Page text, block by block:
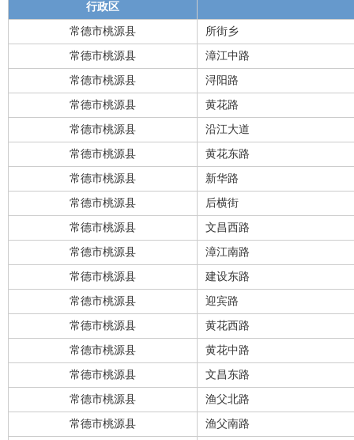
行政区
常德市桃源县 所街乡
常德市桃源县 漳江中路
常德市桃源县 浔阳路
常德市桃源县 黄花路
常德市桃源县 沿江大道
常德市桃源县 黄花东路
常德市桃源县 新华路
常德市桃源县 后横街
常德市桃源县 文昌西路
常德市桃源县 漳江南路
常德市桃源县 建设东路
常德市桃源县 迎宾路
常德市桃源县 黄花西路
常德市桃源县 黄花中路
常德市桃源县 文昌东路
常德市桃源县 渔父北路
常德市桃源县 渔父南路